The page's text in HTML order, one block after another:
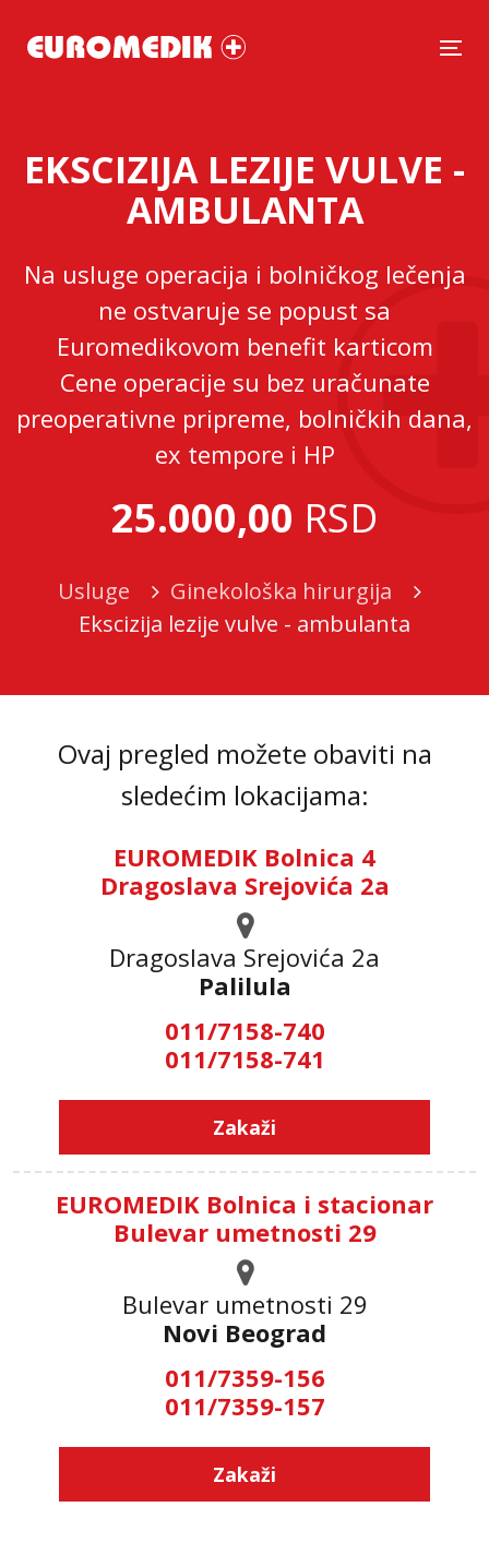
EKSCIZIJA LEZIJE VULVE -
AMBULANTA
Na usluge operacija i bolničkog lečenja
ne ostvaruje se popust sa
Euromedikovom benefit karticom
Cene operacije su bez uračunate
preoperativne pripreme, bolničkih dana,
ex tempore i HP
25.000,00 RSD
Usluge
Ginekološka hirurgija
Ekscizija lezije vulve - ambulanta
Ovaj pregled možete obaviti na
sledećim lokacijama:
EUROMEDIK Bolnica 4
Dragoslava Srejovića 2a
Dragoslava Srejovića 2а
Palilula
011/7158-740
011/7158-741
Zakaži
EUROMEDIK Bolnica i stacionar
Bulevar umetnosti 29
Bulevar umetnosti 29
Novi Beograd
011/7359-156
011/7359-157
Zakaži